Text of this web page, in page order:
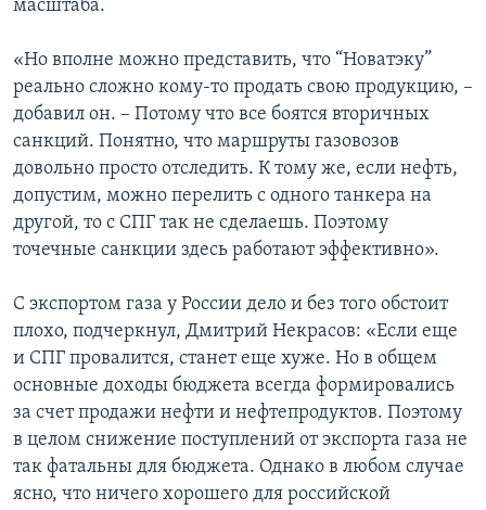
масштаба.
«Но вполне можно представить, что “Новатэку”
реально сложно кому-то продать свою продукцию, –
добавил он. – Потому что все боятся вторичных
санкций. Понятно, что маршруты газовозов
довольно просто отследить. К тому же, если нефть,
допустим, можно перелить с одного танкера на
другой, то с СПГ так не сделаешь. Поэтому
точечные санкции здесь работают эффективно».
С экспортом газа у России дело и без того обстоит
плохо, подчеркнул, Дмитрий Некрасов: «Если еще
и СПГ провалится, станет еще хуже. Но в общем
основные доходы бюджета всегда формировались
за счет продажи нефти и нефтепродуктов. Поэтому
в целом снижение поступлений от экспорта газа не
так фатальны для бюджета. Однако в любом случае
ясно, что ничего хорошего для российской